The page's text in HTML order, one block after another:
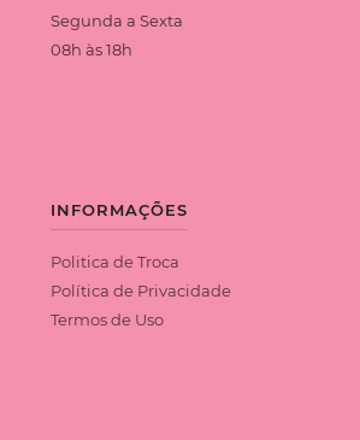
Segunda a Sexta
08h às 18h
INFORMAÇÕES
Politica de Troca
Política de Privacidade
Termos de Uso